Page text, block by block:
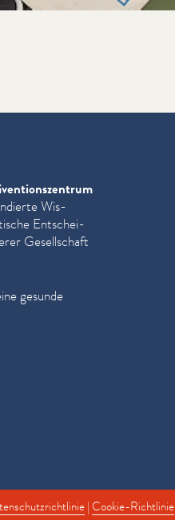
Wis­
Entschei­
Gesellschaft
gesunde
|Cookie-Richtlinie